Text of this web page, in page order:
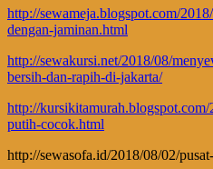
http://sewameja.blogspot.com/
dengan-jaminan.html
http://sewakursi.net/2018/08/
bersih-dan-rapih-di-jakarta/
http://
putih-cocok.html
http://sewasofa.id/2018/08/02/